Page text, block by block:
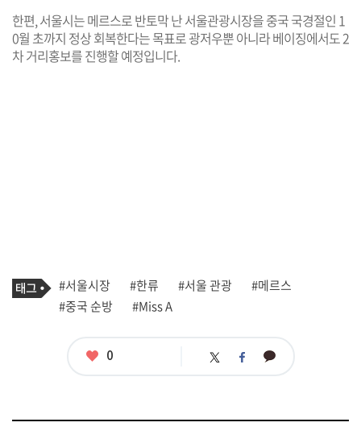
한편, 서울시는 메르스로 반토막 난 서울관광시장을 중국 국경절인 1
0월 초까지 정상 회복한다는 목표로 광저우뿐 아니라 베이징에서도 2
차 거리홍보를 진행할 예정입니다.
기
사
관
련
태
그
#서울시장 #한류 #서울 관광
#메르스
#중국 순방
#Miss A
좋
0 트 페 카